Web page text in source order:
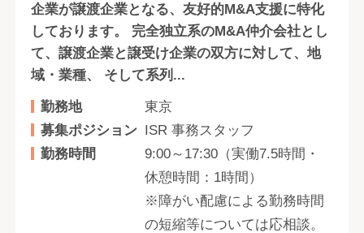
企業が譲渡企業となる、友好的M&A支援に特化
しております。 完全独立系のM&A仲介会社とし
て、譲渡企業と譲受け企業の双方に対して、地
域・業種、 そして系列...
勤務地
東京
募集ポジション ISR 事務スタッフ
勤務時間
9:00～17:30（実働7.5時間・
休憩時間：1時間）
※障がい配慮による勤務時間
の短縮等については応相談。